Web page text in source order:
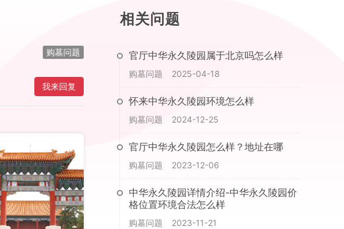
购墓问题
我来回复
相关问题
官厅中华永久陵园属于北京吗怎么样
购墓问题 2025-04-18
怀来中华永久陵园环境怎么样
购墓问题 2024-12-25
官厅中华永久陵园怎么样？地址在哪
购墓问题 2023-12-06
中华永久陵园详情介绍-中华永久陵园价
格位置环境合法怎么样
购墓问题 2023-11-21